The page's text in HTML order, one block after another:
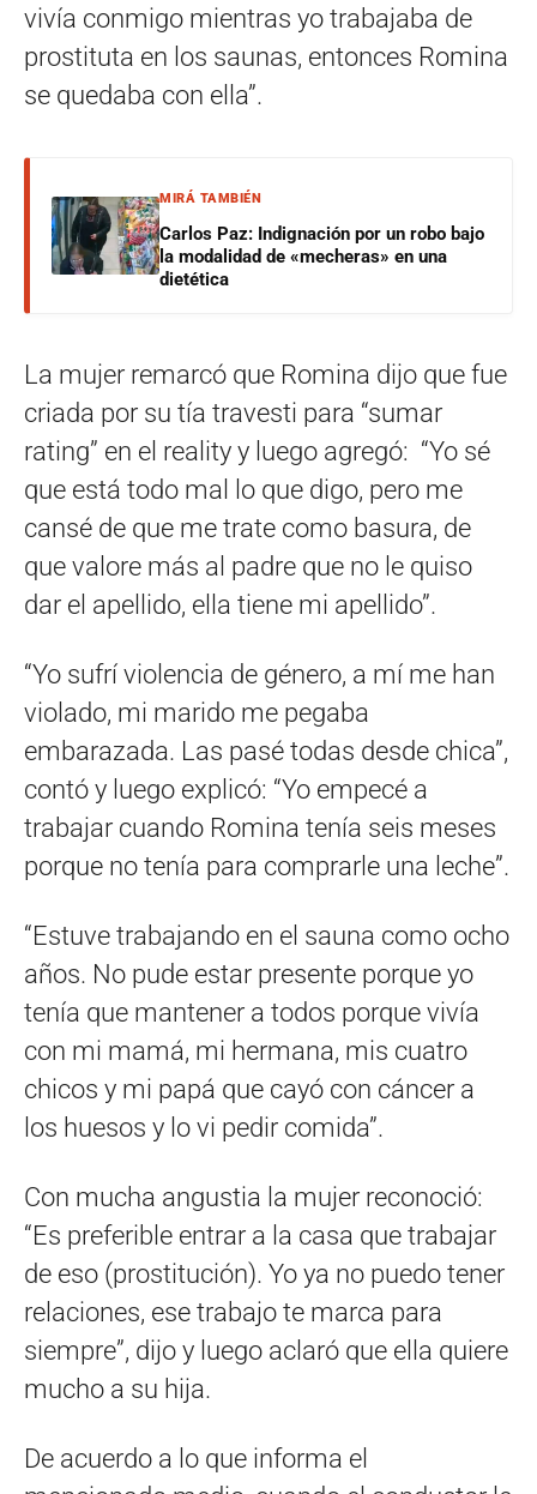
vivía conmigo mientras yo trabajaba de
prostituta en los saunas, entonces Romina
se quedaba con ella”.
MIRÁ TAMBIÉN
Carlos Paz: Indignación por un robo bajo
la modalidad de «mecheras» en una
dietética
La mujer remarcó que Romina dijo que fue
criada por su tía travesti para “sumar
rating” en el reality y luego agregó: “Yo sé
que está todo mal lo que digo, pero me
cansé de que me trate como basura, de
que valore más al padre que no le quiso
dar el apellido, ella tiene mi apellido”.
“Yo sufrí violencia de género, a mí me han
violado, mi marido me pegaba
embarazada. Las pasé todas desde chica”,
contó y luego explicó: “Yo empecé a
trabajar cuando Romina tenía seis meses
porque no tenía para comprarle una leche”.
“Estuve trabajando en el sauna como ocho
años. No pude estar presente porque yo
tenía que mantener a todos porque vivía
con mi mamá, mi hermana, mis cuatro
chicos y mi papá que cayó con cáncer a
los huesos y lo vi pedir comida”.
Con mucha angustia la mujer reconoció:
“Es preferible entrar a la casa que trabajar
de eso (prostitución). Yo ya no puedo tener
relaciones, ese trabajo te marca para
siempre”, dijo y luego aclaró que ella quiere
mucho a su hija.
De acuerdo a lo que informa el